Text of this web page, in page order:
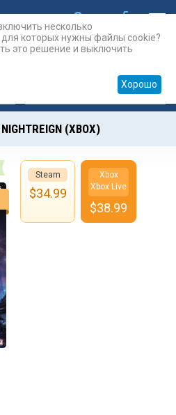
Prepaid
(XBOX)
Steam
$34.99
Xbox
Xbox Live
$38.99
несколько
которых нужны файлы cookie?
это решение и выключить
Хорошо